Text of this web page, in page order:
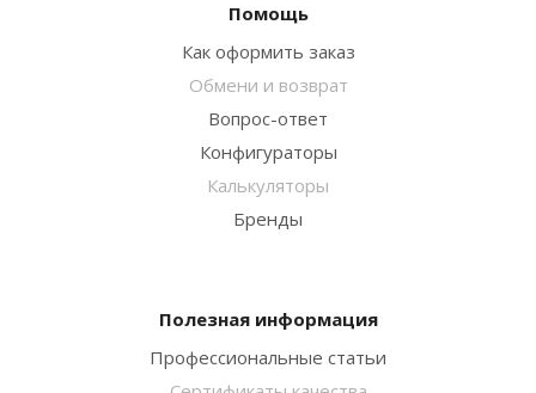
Помощь
Как оформить заказ
Обмени и возврат
Вопрос-ответ
Конфигураторы
Калькуляторы
Бренды
Полезная информация
Профессиональные статьи